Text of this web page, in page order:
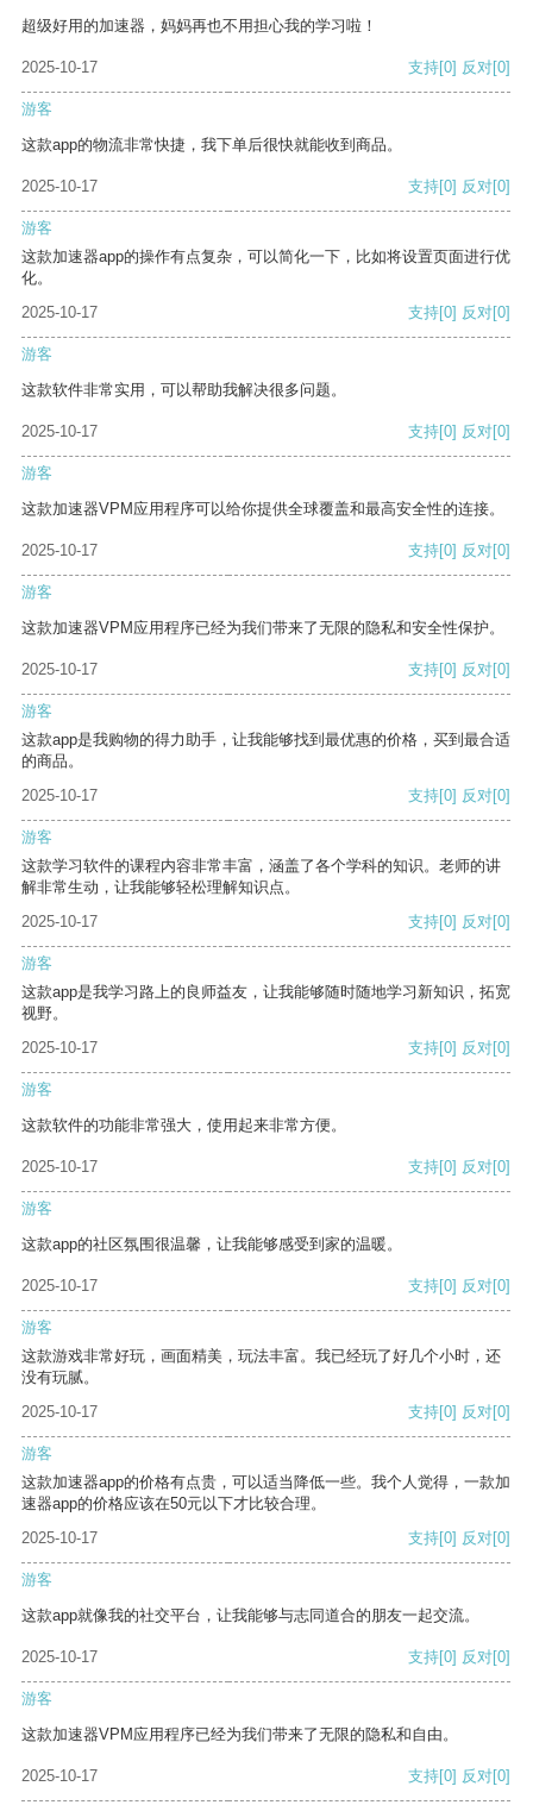
超级好用的加速器，妈妈再也不用担心我的学习啦！
2025-10-17 支持[0] 反对[0]
游客
这款app的物流非常快捷，我下单后很快就能收到商品。
2025-10-17 支持[0] 反对[0]
游客
这款加速器app的操作有点复杂，可以简化一下，比如将设置页面进行优
化。
2025-10-17
支持[0] 反对[0]
游客
这款软件非常实用，可以帮助我解决很多问题。
2025-10-17 支持[0] 反对[0]
游客
这款加速器VPM应用程序可以给你提供全球覆盖和最高安全性的连接。
2025-10-17 支持[0] 反对[0]
游客
这款加速器VPM应用程序已经为我们带来了无限的隐私和安全性保护。
2025-10-17 支持[0] 反对[0]
游客
这款app是我购物的得力助手，让我能够找到最优惠的价格，买到最合适
的商品。
2025-10-17
支持[0] 反对[0]
游客
这款学习软件的课程内容非常丰富，涵盖了各个学科的知识。老师的讲
解非常生动，让我能够轻松理解知识点。
2025-10-17
支持[0] 反对[0]
游客
这款app是我学习路上的良师益友，让我能够随时随地学习新知识，拓宽
视野。
2025-10-17
支持[0] 反对[0]
游客
这款软件的功能非常强大，使用起来非常方便。
2025-10-17 支持[0] 反对[0]
游客
这款app的社区氛围很温馨，让我能够感受到家的温暖。
2025-10-17 支持[0] 反对[0]
游客
这款游戏非常好玩，画面精美，玩法丰富。我已经玩了好几个小时，还
没有玩腻。
2025-10-17
支持[0] 反对[0]
游客
这款加速器app的价格有点贵，可以适当降低一些。我个人觉得，一款加
速器app的价格应该在50元以下才比较合理。
2025-10-17
支持[0] 反对[0]
游客
这款app就像我的社交平台，让我能够与志同道合的朋友一起交流。
2025-10-17 支持[0] 反对[0]
游客
这款加速器VPM应用程序已经为我们带来了无限的隐私和自由。
2025-10-17 支持[0] 反对[0]